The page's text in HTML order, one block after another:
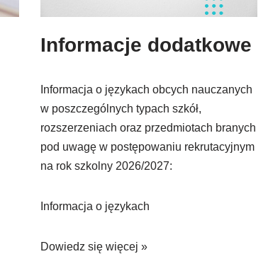
Informacje dodatkowe
Informacja o językach obcych nauczanych
w poszczególnych typach szkół,
rozszerzeniach oraz przedmiotach branych
pod uwagę w postępowaniu rekrutacyjnym
na rok szkolny 2026/2027:
Informacja o językach
Dowiedz się więcej »